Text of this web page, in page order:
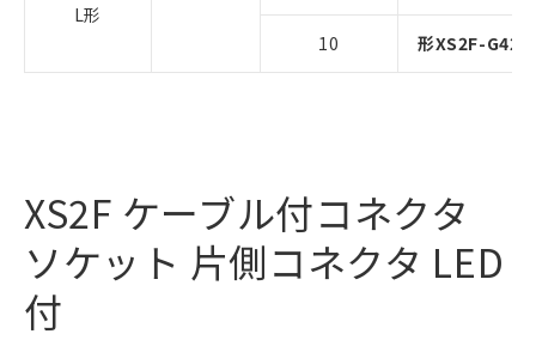
L形
10 形XS2F-
XS2F ケーブル付コネクタ
ソケット 片側コネクタ LED
付